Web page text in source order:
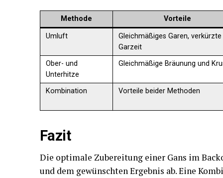
Methode Vorteile
Umluft
Gleichmäßiges Garen, verkürzte
Garzeit
Ober- und
Unterhitze
Gleichmäßige Bräunung und
Kombination Vorteile beider Methoden
Fazit
Die optimale Zubereitung einer Gans im
und dem gewünschten Ergebnis ab. Eine